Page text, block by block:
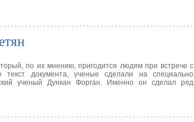
по их мнению, пригодится людям при встрече с
текст документа, ученые сделали на специально
ученый Дункан Форган. Именно он сделал ряд